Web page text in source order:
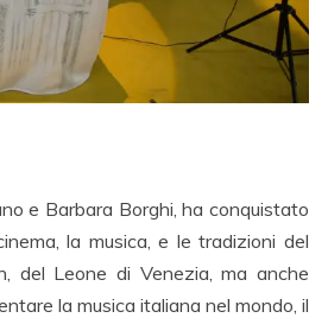
e Barbara Borghi, ha conquistato
la musica, e le tradizioni del
del Leone di Venezia, ma anche
la musica italiana nel mondo, il